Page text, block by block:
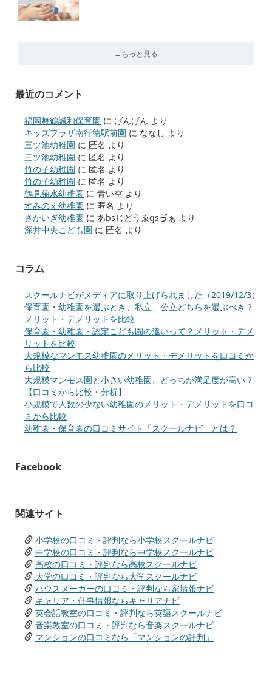
→もっと見る
最近のコメント
福岡舞鶴誠和保育園 に げんげん より
キッズプラザ南行徳駅前園 に ななし より
三ツ池幼稚園 に 匿名 より
三ツ池幼稚園 に 匿名 より
竹の子幼稚園 に 匿名 より
竹の子幼稚園 に 匿名 より
鶴見菊水幼稚園 に 青い空 より
すみのえ幼稚園 に 匿名 より
さかいぎ幼稚園 に あbsじどうゑgsゔぁ より
深井中央こども園 に 匿名 より
コラム
スクールナビがメディアに取り上げられました（2019/12/3）
保育園・幼稚園を選ぶとき、私立、公立どちらを選ぶべき？
メリット・デメリットを比較
保育園・幼稚園・認定こども園の違いって？メリット・デメ
リットを比較
大規模なマンモス幼稚園のメリット・デメリットを口コミか
ら比較
大規模マンモス園と小さい幼稚園、どっちが満足度が高い？
【口コミから比較・分析】
小規模で人数の少ない幼稚園のメリット・デメリットを口コ
ミから比較
幼稚園・保育園の口コミサイト「スクールナビ」とは？
Facebook
関連サイト
小学校の口コミ・評判なら小学校スクールナビ
中学校の口コミ・評判なら中学校スクールナビ
高校の口コミ・評判なら高校スクールナビ
大学の口コミ・評判なら大学スクールナビ
ハウスメーカーの口コミ・評判なら家情報ナビ
キャリア・仕事情報ならキャリアナビ
英会話教室の口コミ・評判なら英語スクールナビ
音楽教室の口コミ・評判なら音楽スクールナビ
マンションの口コミなら「マンションの評判」